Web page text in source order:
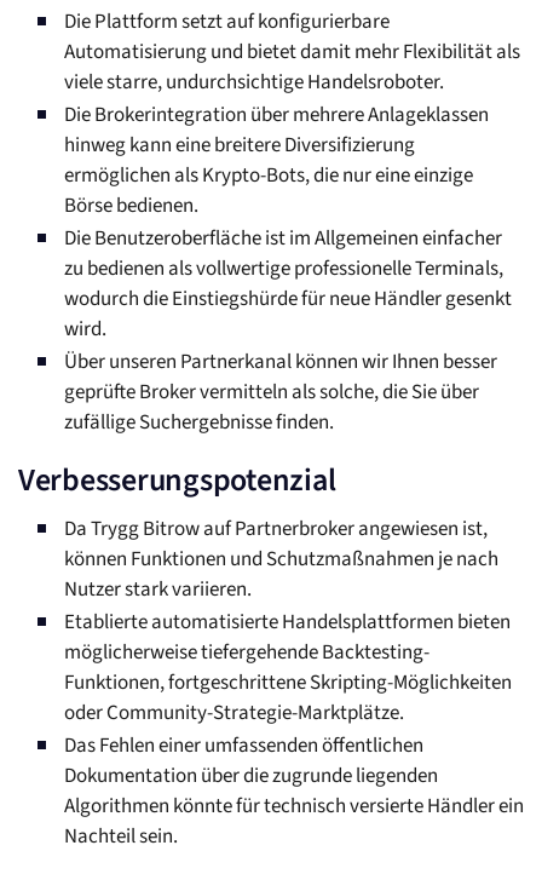
Die Plattform setzt auf konfigurierbare
Automatisierung und bietet damit mehr Flexibilität als
viele starre, undurchsichtige Handelsroboter.
Die Brokerintegration über mehrere Anlageklassen
hinweg kann eine breitere Diversifizierung
ermöglichen als Krypto-Bots, die nur eine einzige
Börse bedienen.
Die Benutzeroberfläche ist im Allgemeinen einfacher
zu bedienen als vollwertige professionelle Terminals,
wodurch die Einstiegshürde für neue Händler gesenkt
wird.
Über unseren Partnerkanal können wir Ihnen besser
geprüfte Broker vermitteln als solche, die Sie über
zufällige Suchergebnisse finden.
Verbesserungspotenzial
Da Trygg Bitrow auf Partnerbroker angewiesen ist,
können Funktionen und Schutzmaßnahmen je nach
Nutzer stark variieren.
Etablierte automatisierte Handelsplattformen bieten
möglicherweise tiefergehende Backtesting-
Funktionen, fortgeschrittene Skripting-Möglichkeiten
oder Community-Strategie-Marktplätze.
Das Fehlen einer umfassenden öffentlichen
Dokumentation über die zugrunde liegenden
Algorithmen könnte für technisch versierte Händler ein
Nachteil sein.